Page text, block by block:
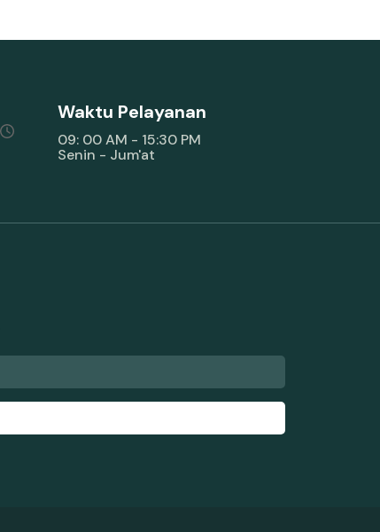
Waktu Pelayanan
09: 00 AM - 15:30 PM
Senin - Jum'at